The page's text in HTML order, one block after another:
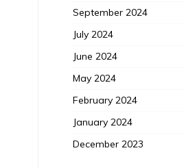
September 2024
July 2024
June 2024
May 2024
February 2024
January 2024
December 2023